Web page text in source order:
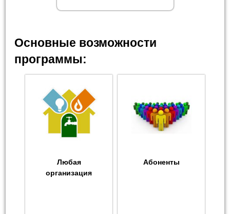
Основные возможности
программы:
Любая
организация
Абоненты